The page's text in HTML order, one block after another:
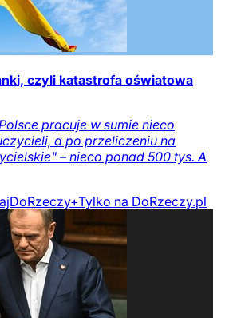
czyli katastrofa oświatowa
pracuje w sumie nieco
a po przeliczeniu na
– nieco ponad 500 tys. A
DoRzeczy+Tylko na DoRzeczy.pl